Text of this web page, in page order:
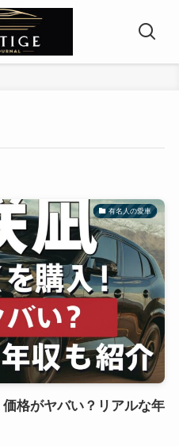
有名人の愛車
格がヤバい？リアルな年